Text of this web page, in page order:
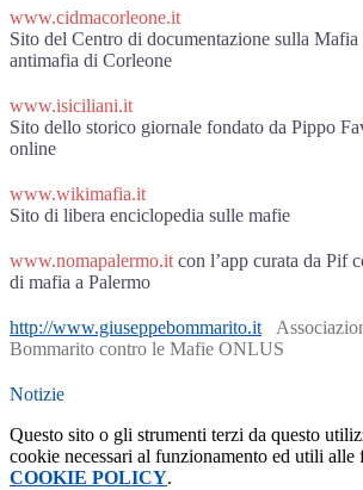
www.cidmacorleone.it
Sito del Centro di documentazione sulla
antimafia di Corleone
www.isiciliani.it
Sito dello storico giornale fondato da Pippo
online
www.wikimafia.it
Sito di libera enciclopedia sulle mafie
www.nomapalermo.it con l’app curata da Pif
di mafia a Palermo
http://www.giuseppebommarito.it
Bommarito contro le Mafie ONLUS
Notizie
Questo sito o gli strumenti terzi da questo
cookie necessari al funzionamento ed utili alle
COOKIE POLICY.